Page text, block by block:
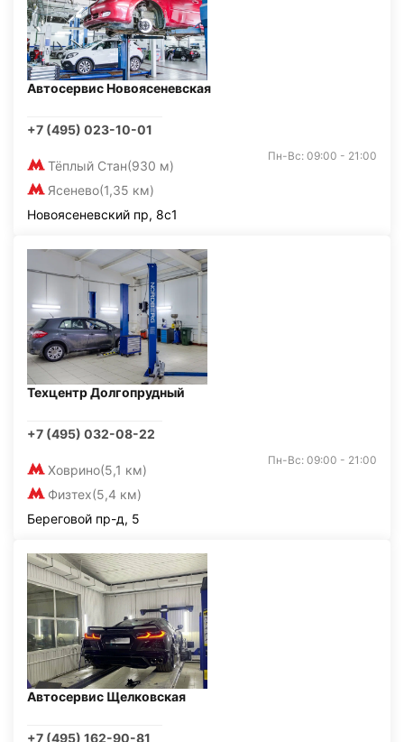
Автосервис Новоясеневская
+7 (495) 023-10-01
Тёплый Стан(930 м)
Ясенево(1,35 км)
Пн-Вс: 09:00 - 21:00
Новоясеневский пр, 8с1
Техцентр Долгопрудный
+7 (495) 032-08-22
Ховрино(5,1 км)
Физтех(5,4 км)
Пн-Вс: 09:00 - 21:00
Береговой пр-д, 5
Автосервис Щелковская
+7 (495) 162-90-81